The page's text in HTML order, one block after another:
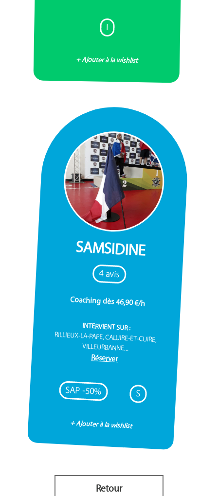
I
+ Ajouter à la wishlist
SAMSIDINE
4 avis
Coaching dès 46,90 €/h
INTERVIENT SUR :
RILLIEUX-LA-PAPE, CALUIRE-ET-CUIRE,
VILLEURBANNE...
Réserver
SAP -50% S
+ Ajouter à la wishlist
Retour